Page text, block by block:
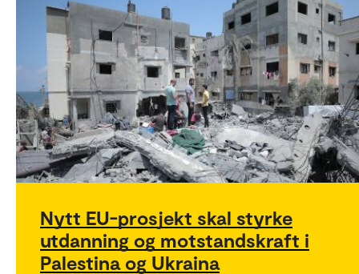
Nytt EU-prosjekt skal styrke
utdanning og motstandskraft i
Palestina og Ukraina